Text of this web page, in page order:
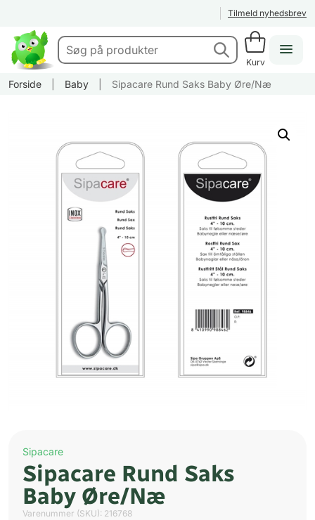
Tilmeld nyhedsbrev
Kurv
Forside Baby Sipacare Rund Saks Baby Øre/Næ
Sipacare
Sipacare Rund Saks
Baby Øre/Næ
Varenummer (SKU): 216768